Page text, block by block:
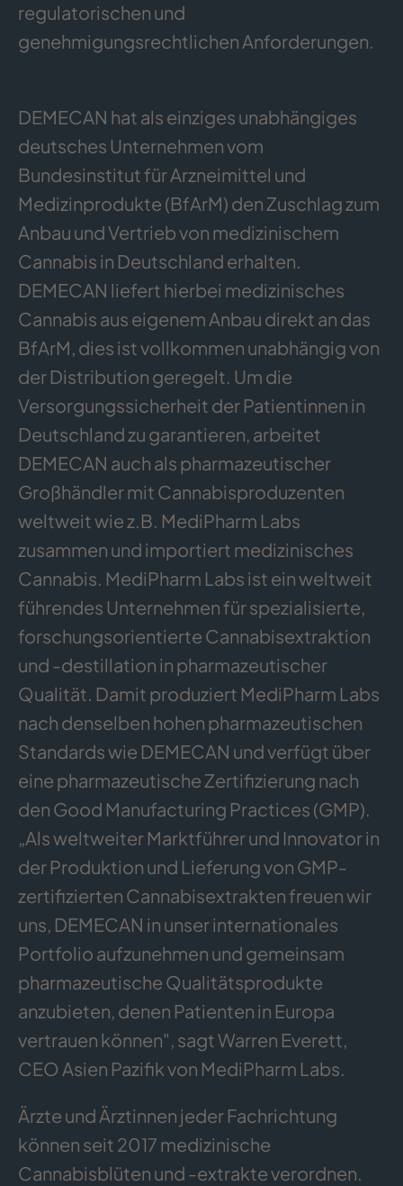
regulatorischen und
genehmigungsrechtlichen Anforderungen.
DEMECAN hat als einziges unabhängiges
deutsches Unternehmen vom
Bundesinstitut für Arzneimittel und
Medizinprodukte (BfArM) den Zuschlag zum
Anbau und Vertrieb von medizinischem
Cannabis in Deutschland erhalten.
DEMECAN liefert hierbei medizinisches
Cannabis aus eigenem Anbau direkt an das
BfArM, dies ist vollkommen unabhängig von
der Distribution geregelt. Um die
Versorgungssicherheit der Patientinnen in
Deutschland zu garantieren, arbeitet
DEMECAN auch als pharmazeutischer
Großhändler mit Cannabisproduzenten
weltweit wie z.B. MediPharm Labs
zusammen und importiert medizinisches
Cannabis. MediPharm Labs ist ein weltweit
führendes Unternehmen für spezialisierte,
forschungsorientierte Cannabisextraktion
und -destillation in pharmazeutischer
Qualität. Damit produziert MediPharm Labs
nach denselben hohen pharmazeutischen
Standards wie DEMECAN und verfügt über
eine pharmazeutische Zertifizierung nach
den Good Manufacturing Practices (GMP).
„Als weltweiter Marktführer und Innovator in
der Produktion und Lieferung von GMP-
zertifizierten Cannabisextrakten freuen wir
uns, DEMECAN in unser internationales
Portfolio aufzunehmen und gemeinsam
pharmazeutische Qualitätsprodukte
anzubieten, denen Patienten in Europa
vertrauen können", sagt Warren Everett,
CEO Asien Pazifik von MediPharm Labs.
Ärzte und Ärztinnen jeder Fachrichtung
können seit 2017 medizinische
Cannabisblüten und -extrakte verordnen.